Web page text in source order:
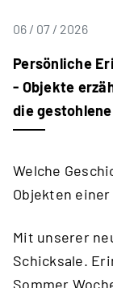
06 / 07 / 2026
Persönliche
- Objekte
die
Welche
Objekten
Mit unserer
Schicksale.
Sommer